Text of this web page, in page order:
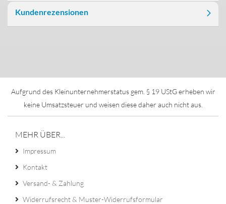
Kundenrezensionen
Aufgrund des Kleinunternehmerstatus gem. § 19 UStG erheben wir
keine Umsatzsteuer und weisen diese daher auch nicht aus.
MEHR ÜBER...
Impressum
Kontakt
Versand- & Zahlung
Widerrufsrecht & Muster-Widerrufsformular